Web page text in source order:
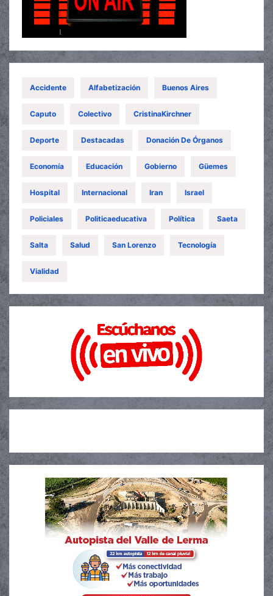
Accidente Alfabetización Buenos Aires
Caputo Colectivo CristinaKirchner
Deporte Destacadas Donación De Órganos
Economía Educación Gobierno Güemes
Hospital Internacional Iran Israel
Policiales Politicaeducativa Política Saeta
Salta Salud San Lorenzo Tecnología
Vialidad